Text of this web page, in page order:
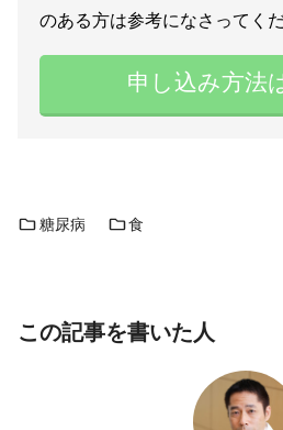
のある方は参考になさってくだ
申し込み方法
糖尿病 食
この記事を書いた人